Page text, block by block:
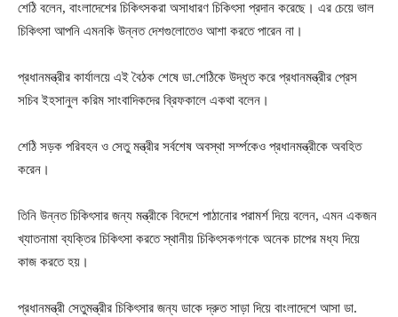
শেঠি বলেন, বাংলাদেশের চিকিৎসকরা অসাধারণ চিকিৎসা প্রদান করেছে। এর চেয়ে ভাল
চিকিৎসা আপনি এমনকি উন্নত দেশগুলোতেও আশা করতে পারেন না।
প্রধানমন্ত্রীর কার্যালয়ে এই বৈঠক শেষে ডা.শেঠিকে উদ্ধৃত করে প্রধানমন্ত্রীর প্রেস
সচিব ইহসানুল করিম সাংবাদিকদের ব্রিফকালে একথা বলেন।
শেঠি সড়ক পরিবহন ও সেতু মন্ত্রীর সর্বশেষ অবস্থা সর্ম্পকেও প্রধানমন্ত্রীকে অবহিত
করেন।
তিনি উন্নত চিকিৎসার জন্য মন্ত্রীকে বিদেশে পাঠানোর পরামর্শ দিয়ে বলেন, এমন একজন
খ্যাতনামা ব্যক্তির চিকিৎসা করতে স্থানীয় চিকিৎসকগণকে অনেক চাপের মধ্য দিয়ে
কাজ করতে হয়।
প্রধানমন্ত্রী সেতুমন্ত্রীর চিকিৎসার জন্য ডাকে দ্রুত সাড়া দিয়ে বাংলাদেশে আসা ডা.